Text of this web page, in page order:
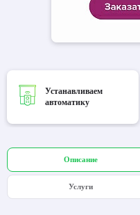
Устанавливаем
автоматику
Описание
Услуги